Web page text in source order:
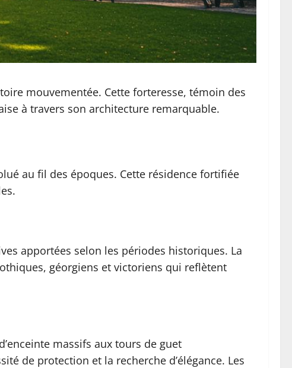
mouvementée. Cette forteresse, témoin des
à travers son architecture remarquable.
au fil des époques. Cette résidence fortifiée
apportées selon les périodes historiques. La
géorgiens et victoriens qui reflètent
massifs aux tours de guet
de protection et la recherche d’élégance. Les